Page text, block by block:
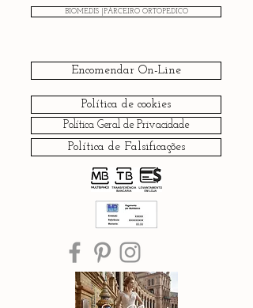
BIOMEDIS |PARCEIRO ORTOPÉDICO
Encomendar On-Line
Política de cookies
Política Geral de Privacidade
Política de Falsificações